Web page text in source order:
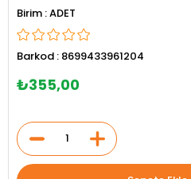
ADET
Barkod : 8699433961204
₺355,00